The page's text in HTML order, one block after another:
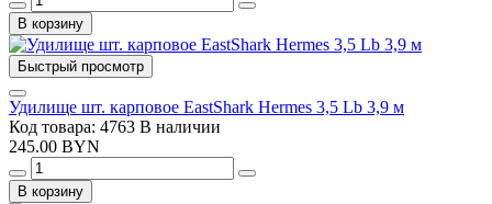
В корзину
Быстрый просмотр
Удилище шт. карповое EastShark Hermes 3,5 Lb 3,9 м
Код товара: 4763 В наличии
245.00 BYN
В корзину